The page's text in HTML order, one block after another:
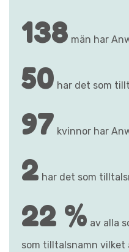
138 män har
50 har det som
97 kvinnor har
2 har det som
22 % av alla
som tilltalsnamn vilket